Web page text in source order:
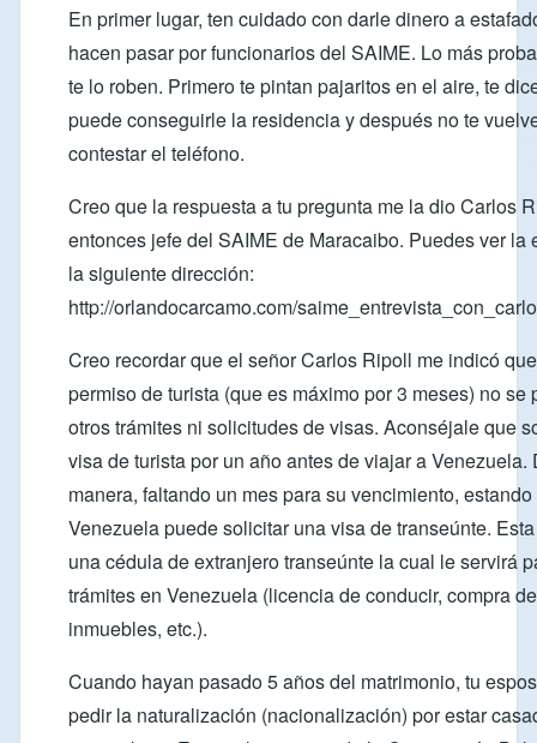
En primer lugar, ten cuidado con darle dinero a
hacen pasar por funcionarios del SAIME. Lo más
te lo roben. Primero te pintan pajaritos en el aire, te
puede conseguirle la residencia y después no te
contestar el teléfono.
Creo que la respuesta a tu pregunta me la dio Carlos
entonces jefe del SAIME de Maracaibo. Puedes ver la
la siguiente dirección:
http://orlandocarcamo.com/
Creo recordar que el señor Carlos Ripoll me indicó
permiso de turista (que es máximo por 3 meses) no se
otros trámites ni solicitudes de visas. Aconséjale que
visa de turista por un año antes de viajar a Venezuela.
manera, faltando un mes para su vencimiento,
Venezuela puede solicitar una visa de transeúnte.
una cédula de extranjero transeúnte la cual le servirá
trámites en Venezuela (licencia de conducir, compra
inmuebles, etc.).
Cuando hayan pasado 5 años del matrimonio, tu
pedir la naturalización (nacionalización) por estar